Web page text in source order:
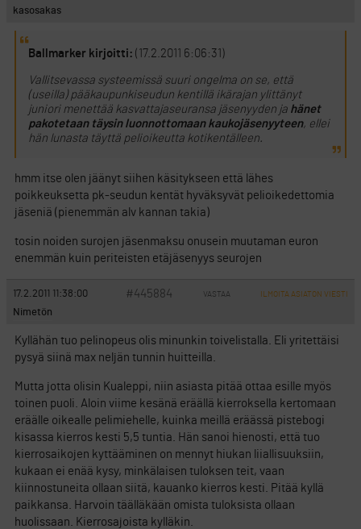
kasosakas
Ballmarker kirjoitti: (17.2.2011 6:06:31)
Vallitsevassa systeemissä suuri ongelma on se, että
(useilla) pääkaupunkiseudun kentillä ikärajan ylittänyt
juniori menettää kasvattajaseuransa jäsenyyden ja hänet
pakotetaan täysin luonnottomaan kaukojäsenyyteen, ellei
hän lunasta täyttä pelioikeutta kotikentälleen.
hmm itse olen jäänyt siihen käsitykseen että lähes
poikkeuksetta pk-seudun kentät hyväksyvät pelioikedettomia
jäseniä (pienemmän alv kannan takia)
tosin noiden surojen jäsenmaksu onusein muutaman euron
enemmän kuin periteisten etäjäsenyys seurojen
17.2.2011 11:38:00 #445884 VASTAA ILMOITA ASIATON VIESTI
Nimetön
Kyllähän tuo pelinopeus olis minunkin toivelistalla. Eli yritettäisi
pysyä siinä max neljän tunnin huitteilla.
Mutta jotta olisin Kualeppi, niin asiasta pitää ottaa esille myös
toinen puoli. Aloin viime kesänä eräällä kierroksella kertomaan
eräälle oikealle pelimiehelle, kuinka meillä eräässä pistebogi
kisassa kierros kesti 5,5 tuntia. Hän sanoi hienosti, että tuo
kierrosaikojen kyttääminen on mennyt hiukan liiallisuuksiin,
kukaan ei enää kysy, minkälaisen tuloksen teit, vaan
kiinnostuneita ollaan siitä, kauanko kierros kesti. Pitää kyllä
paikkansa. Harvoin täälläkään omista tuloksista ollaan
huolissaan. Kierrosajoista kylläkin.